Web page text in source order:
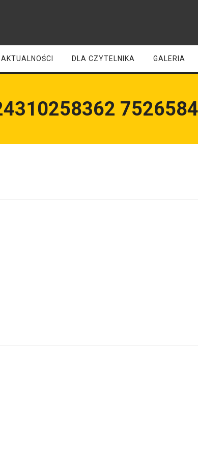
AKTUALNOŚCI DLA CZYTELNIKA GALERIA